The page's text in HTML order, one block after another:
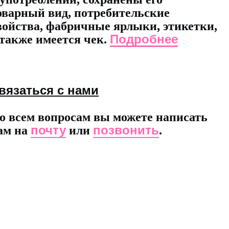
вид, потребительские
фабричные ярлыки, этикетки,
имеется чек. Подробнее
с нами
всем вопросам вы можете написать
на почту или позвонить.